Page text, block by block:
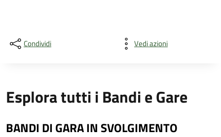
Condividi Vedi azioni
Esplora tutti i Bandi e Gare
BANDI DI GARA IN SVOLGIMENTO